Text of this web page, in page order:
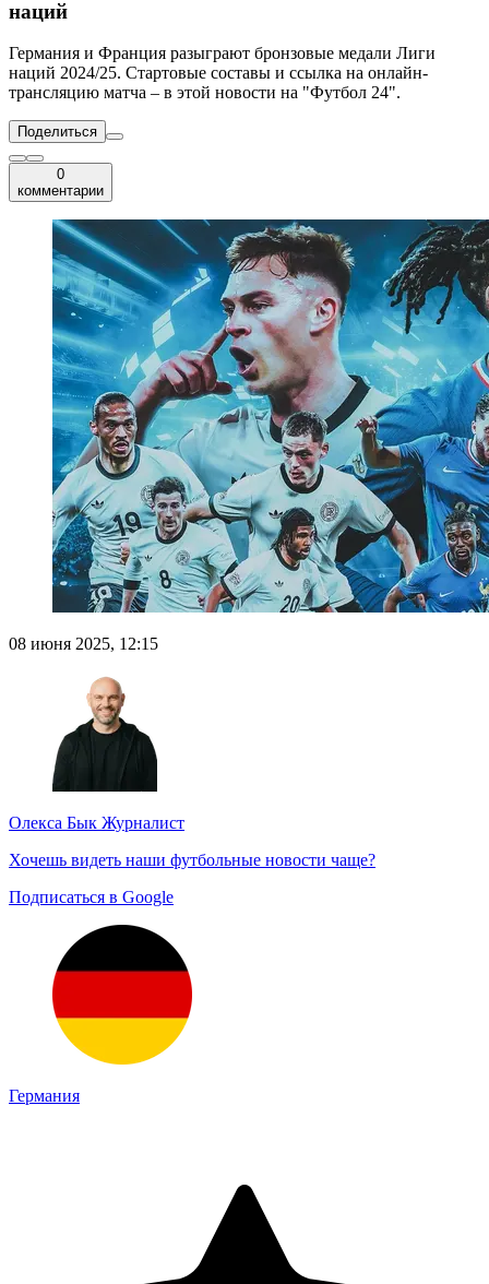
наций
Германия и Франция разыграют бронзовые медали Лиги
наций 2024/25. Стартовые составы и ссылка на онлайн-
трансляцию матча – в этой новости на "Футбол 24".
Поделиться
0
комментарии
08 июня 2025, 12:15
Олекса Бык Журналист
Хочешь видеть наши футбольные новости чаще?
Подписаться в Google
Германия